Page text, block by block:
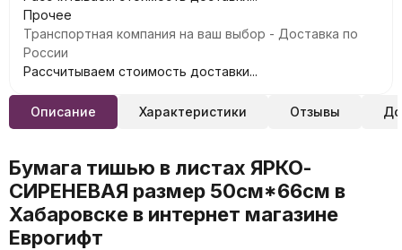
Прочее
Транспортная компания на ваш выбор - Доставка по
России
Рассчитываем стоимость доставки...
Описание Характеристики Отзывы
Бумага тишью в листах ЯРКО-
СИРЕНЕВАЯ размер 50см*66см в
Хабаровске в интернет магазине
Еврогифт